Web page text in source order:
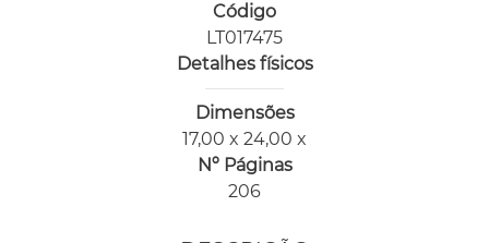
Código
LT017475
Detalhes físicos
Dimensões
17,00 x 24,00 x
Nº Páginas
206